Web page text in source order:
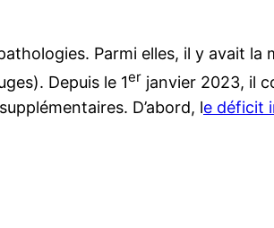
Parmi elles, il y avait la
Depuis le 1er janvier 2023, il
D’abord, le déficit